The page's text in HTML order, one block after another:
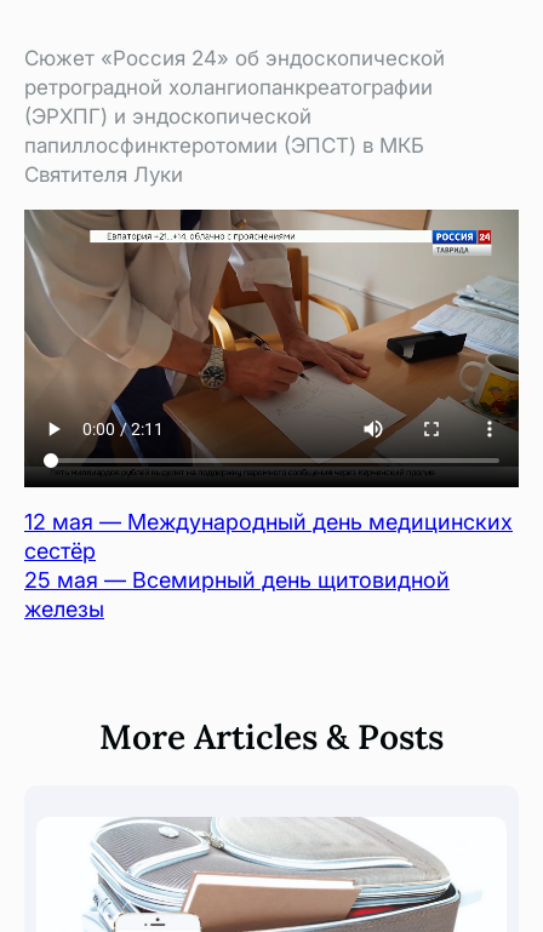
Сюжет «Россия 24» об эндоскопической
ретроградной холангиопанкреатографии
(ЭРХПГ) и эндоскопической
папиллосфинктеротомии (ЭПСТ) в МКБ
Святителя Луки
12 мая — Международный день медицинских
сестёр
25 мая — Всемирный день щитовидной
железы
More Articles & Posts